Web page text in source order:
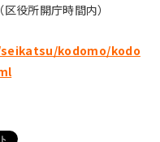
役所開庁時間内）
kodomo/kodo